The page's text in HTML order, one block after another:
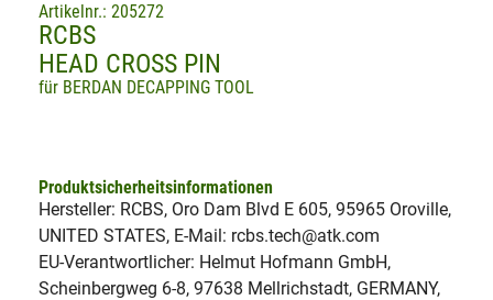
Artikelnr.: 205272
RCBS
HEAD CROSS PIN
für BERDAN DECAPPING TOOL
Produktsicherheitsinformationen
Hersteller: RCBS, Oro Dam Blvd E 605, 95965 Oroville,
UNITED STATES, E-Mail: rcbs.tech@atk.com
EU-Verantwortlicher: Helmut Hofmann GmbH,
Scheinbergweg 6-8, 97638 Mellrichstadt, GERMANY,